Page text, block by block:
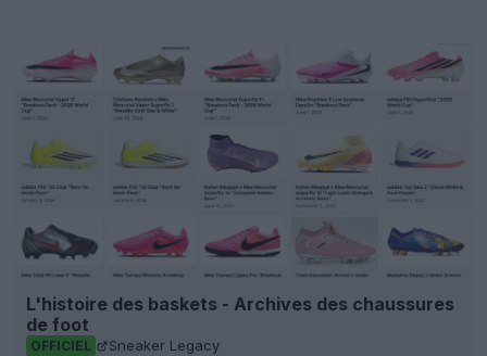
L'histoire des baskets - Archives des chaussures
de foot
OFFICIEL Sneaker Legacy